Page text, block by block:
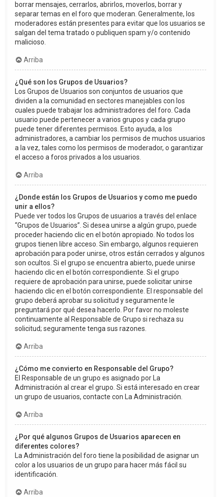
borrar mensajes, cerrarlos, abrirlos, moverlos, borrar y
separar temas en el foro que moderan. Generalmente, los
moderadores están presentes para evitar que los usuarios se
salgan del tema tratado o publiquen spam y/o contenido
malicioso.
Arriba
¿Qué son los Grupos de Usuarios?
Los Grupos de Usuarios son conjuntos de usuarios que
dividen a la comunidad en sectores manejables con los
cuales puede trabajar los administradores del foro. Cada
usuario puede pertenecer a varios grupos y cada grupo
puede tener diferentes permisos. Esto ayuda, a los
administradores, a cambiar los permisos de muchos usuarios
a la vez, tales como los permisos de moderador, o garantizar
el acceso a foros privados a los usuarios.
Arriba
¿Donde están los Grupos de Usuarios y como me puedo
unir a ellos?
Puede ver todos los Grupos de usuarios a través del enlace
“Grupos de Usuarios”. Si desea unirse a algún grupo, puede
proceder haciendo clic en el botón apropiado. No todos los
grupos tienen libre acceso. Sin embargo, algunos requieren
aprobación para poder unirse, otros están cerrados y algunos
son ocultos. Si el grupo se encuentra abierto, puede unirse
haciendo clic en el botón correspondiente. Si el grupo
requiere de aprobación para unirse, puede solicitar unirse
haciendo clic en el botón correspondiente. El responsable del
grupo deberá aprobar su solicitud y seguramente le
preguntará por qué desea hacerlo. Por favor no moleste
continuamente al Responsable de Grupo si rechaza su
solicitud; seguramente tenga sus razones.
Arriba
¿Cómo me convierto en Responsable del Grupo?
El Responsable de un grupo es asignado por La
Administración al crear el grupo. Si está interesado en crear
un grupo de usuarios, contacte con La Administración.
Arriba
¿Por qué algunos Grupos de Usuarios aparecen en
diferentes colores?
La Administración del foro tiene la posibilidad de asignar un
color a los usuarios de un grupo para hacer más fácil su
identificación.
Arriba